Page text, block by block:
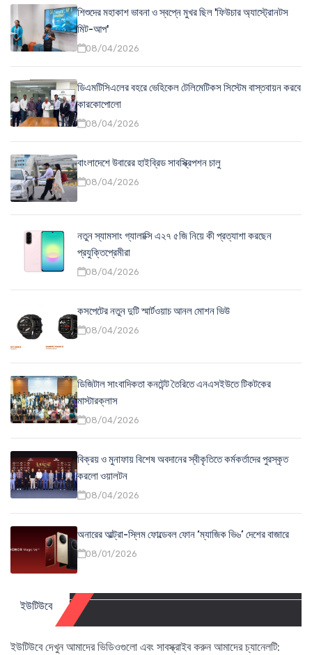
শিশুদের মহাকাশ ভাবনা ও স্বপ্নে মুখর ছিল 'ফিউচার অ্যাস্ট্রোনটস
মিট-আপ'
08/04/2026
ডিএমটিসিএলের বহরে ভেহিকেল টেলিমেটিকস সিস্টেম বাস্তবায়ন করবে
কারকোপোলো
08/04/2026
বাংলাদেশে উবারের হাইব্রিড সাবস্ক্রিপশন চালু
08/04/2026
নতুন স্যামসাং গ্যালাক্সি এ২৭ ৫জি নিয়ে কী প্রত্যাশা করছেন
প্রযুক্তিপ্রেমীরা
08/04/2026
কসপেটের নতুন দুটি স্মার্টওয়াচ আনল মোশন ভিউ
08/04/2026
ডিজিটাল সাংবাদিকতা কনটেন্ট তৈরিতে এনএসইউতে টিকটকের
মাস্টারক্লাস
08/04/2026
বিক্রয় ও মুনাফায় বিশেষ অবদানের স্বীকৃতিতে কর্মকর্তাদের পুরস্কৃত
করলো ওয়ালটন
08/04/2026
অনারের আল্ট্রা-স্লিম ফোল্ডেবল ফোন ‘ম্যাজিক ভি৬’ দেশের বাজারে
08/01/2026
ইউটিউবে
ইউটিউবে দেখুন আমাদের ভিডিওগুলো এবং সাবস্ক্রাইব করুন আমাদের চ্যানেলটি: